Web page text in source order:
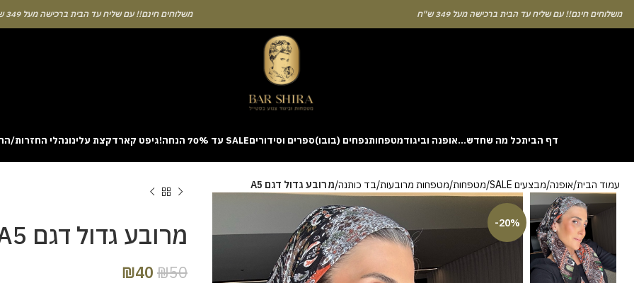
חינם!! עם שליח עד הבית ברכישה מעל 349 ש"ח משלוחים חינם!! עם שליח עד הבית ברכישה מעל 349 ש"ח
דף הביתכל מה שחדש…אופנה וביגודמטפחותנפחים (בובו)ספרים וסידוריםSALE עד 70% הנחה! גיפט קארדקצת עלינונהלי החזרות/
Learning the rhythm can take a few attempts. A helpful way to begin without risk is to use the Aviator demo mode and familiarise yourself
sites like [aviatordreamliner.com] where they discuss the statistical probability of long sessions. Reading these guides often reveals how the
provably fair system guarantees genuine randomness for every single bet you decide to place.
עמוד הבית אופנה מבצעים SALE מטפחות מטפחות מרובעות בד כותנה מרובע גדול דגם A5
-20% מרובע גדול דגם A5
₪50
₪40